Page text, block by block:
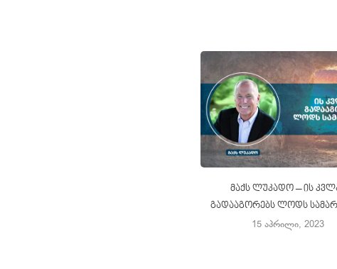
მაქს ლუკადო – ის
გადააგორებს ლოდს
15 აპრილი, 2023